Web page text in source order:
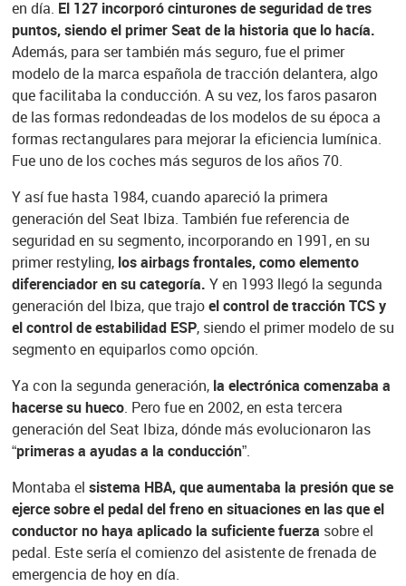
en día. El 127 incorporó cinturones de seguridad de tres
puntos, siendo el primer Seat de la historia que lo hacía.
Además, para ser también más seguro, fue el primer
modelo de la marca española de tracción delantera, algo
que facilitaba la conducción. A su vez, los faros pasaron
de las formas redondeadas de los modelos de su época a
formas rectangulares para mejorar la eficiencia lumínica.
Fue uno de los coches más seguros de los años 70.
Y así fue hasta 1984, cuando apareció la primera
generación del Seat Ibiza. También fue referencia de
seguridad en su segmento, incorporando en 1991, en su
primer restyling, los airbags frontales, como elemento
diferenciador en su categoría. Y en 1993 llegó la segunda
generación del Ibiza, que trajoel control de tracción TCS y
el control de estabilidad ESP, siendo el primer modelo de su
segmento en equiparlos como opción.
Ya con la segunda generación, la electrónica comenzaba a
hacerse su hueco. Pero fue en 2002, en esta tercera
generación del Seat Ibiza, dónde más evolucionaron las
“primeras a ayudas a la conducción”.
Montaba el sistema HBA, que aumentaba la presión que se
ejerce sobre el pedal del freno en situaciones en las que el
conductor no haya aplicado la suficiente fuerza sobre el
pedal. Este sería el comienzo del asistente de frenada de
emergencia de hoy en día.